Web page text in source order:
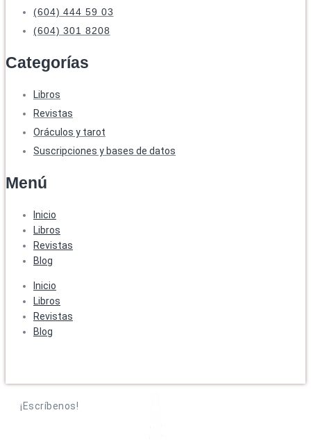
(604) 444 59 03
(604) 301 8208
Categorías
Libros
Revistas
Oráculos y tarot
Suscripciones y bases de datos
Menú
Inicio
Libros
Revistas
Blog
Inicio
Libros
Revistas
Blog
¡Escríbenos!